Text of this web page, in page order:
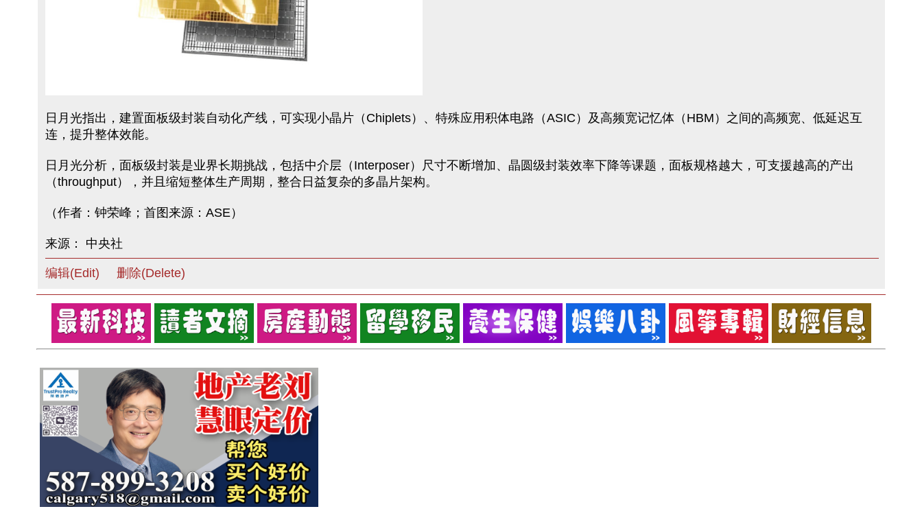
日月光指出，建置面板级封装自动化产线，可实现小晶片（Chiplets）、特殊应用积体电路（ASIC）及高频宽记忆体（HBM）之间的高频宽、低延迟互
连，提升整体效能。
日月光分析，面板级封装是业界长期挑战，包括中介层（Interposer）尺寸不断增加、晶圆级封装效率下降等课题，面板规格越大，可支援越高的产出
（throughput），并且缩短整体生产周期，整合日益复杂的多晶片架构。
（作者：钟荣峰；首图来源：ASE）
来源： 中央社
编辑(Edit) 删除(Delete)